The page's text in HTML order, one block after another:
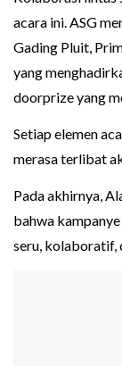
acara ini. ASG
Gading Pluit,
yang
doorprize yang
Setiap elemen
merasa terlibat
Pada akhirnya,
bahwa
seru, kolaboratif,